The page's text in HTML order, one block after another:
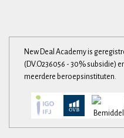
New Deal Academy is
(DV.O236056 - 30% subsidie)
meerdere beroepsinstituten.